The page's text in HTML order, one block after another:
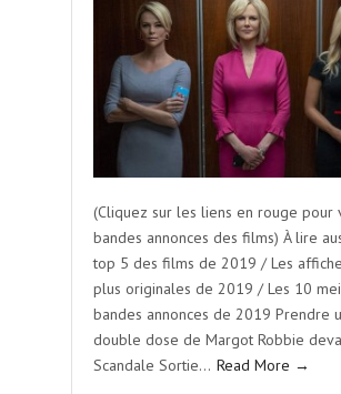
(Cliquez sur les liens en rouge pour
bandes annonces des films) À lire
top 5 des films de 2019 / Les
plus originales de 2019 / Les 10
bandes annonces de 2019 Prendre
double dose de Margot Robbie
Scandale Sortie… Read More →